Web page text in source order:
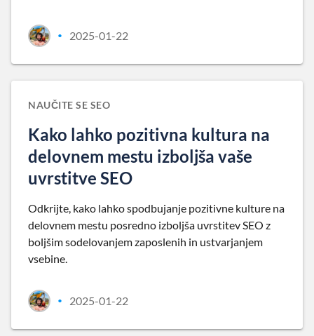
• 2025-01-22
NAUČITE SE SEO
Kako lahko pozitivna kultura na
delovnem mestu izboljša vaše
uvrstitve SEO
Odkrijte, kako lahko spodbujanje pozitivne kulture na
delovnem mestu posredno izboljša uvrstitev SEO z
boljšim sodelovanjem zaposlenih in ustvarjanjem
vsebine.
• 2025-01-22